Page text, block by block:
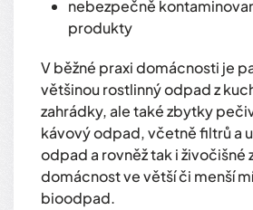
nebezpečně
produkty
V běžné praxi domácnosti je
většinou rostlinný odpad z
zahrádky, ale také zbytky
kávový odpad, včetně filtrů a
odpad a rovněž tak i živočišné
domácnost ve větší či menší
bioodpad.